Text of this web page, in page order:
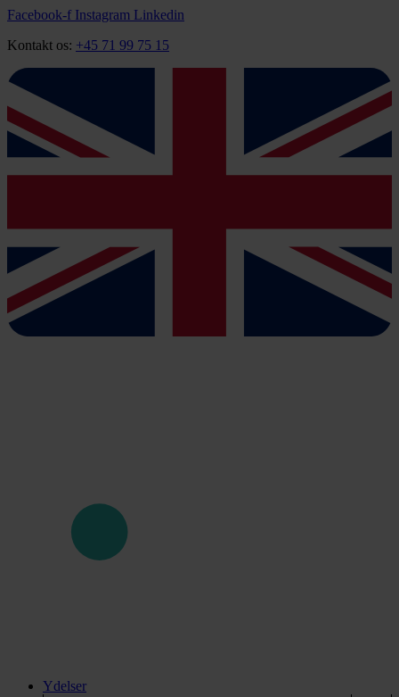
Videre
indhold
Facebook-f Instagram Linkedin
Kontakt os: +45 71 99 75 15
Ydelser